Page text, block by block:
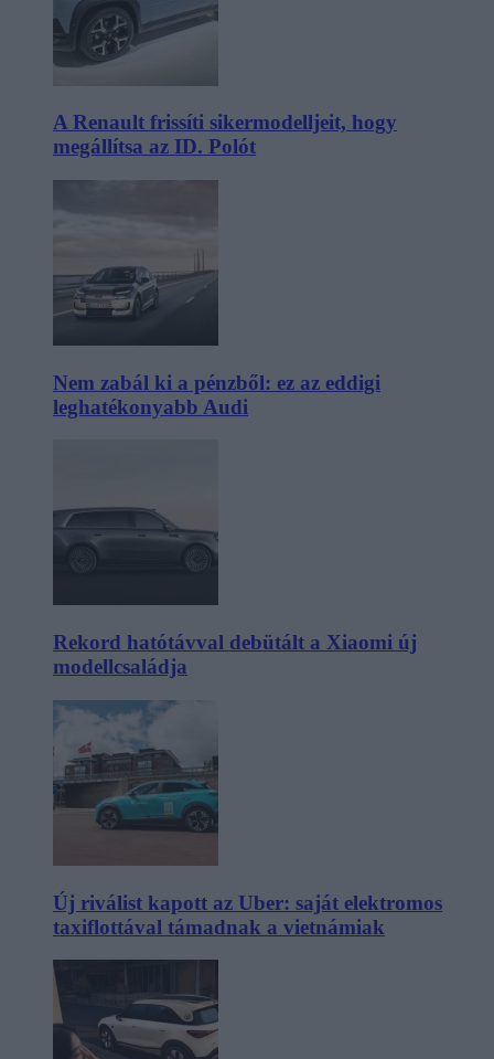
A Renault frissíti sikermodelljeit, hogy
megállítsa az ID. Polót
Nem zabál ki a pénzből: ez az eddigi
leghatékonyabb Audi
Rekord hatótávval debütált a Xiaomi új
modellcsaládja
Új riválist kapott az Uber: saját elektromos
taxiflottával támadnak a vietnámiak